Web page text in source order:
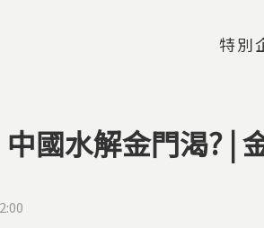
特別
國水解金門渴? |